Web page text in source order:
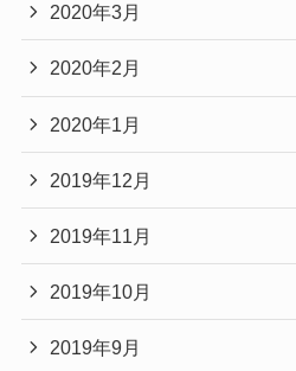
2020年3月
2020年2月
2020年1月
2019年12月
2019年11月
2019年10月
2019年9月